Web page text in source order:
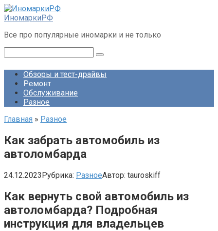
Перейти
к
ИномаркиРФ
Все про популярные иномарки и не только
Обзоры и тест-драйвы
Ремонт
Обслуживание
Разное
Главная » Разное
Как забрать автомобиль из
автоломбарда
24.12.2023Рубрика: РазноеАвтор: tauroskiff
Как вернуть свой автомобиль из
автоломбарда? Подробная
инструкция для владельцев